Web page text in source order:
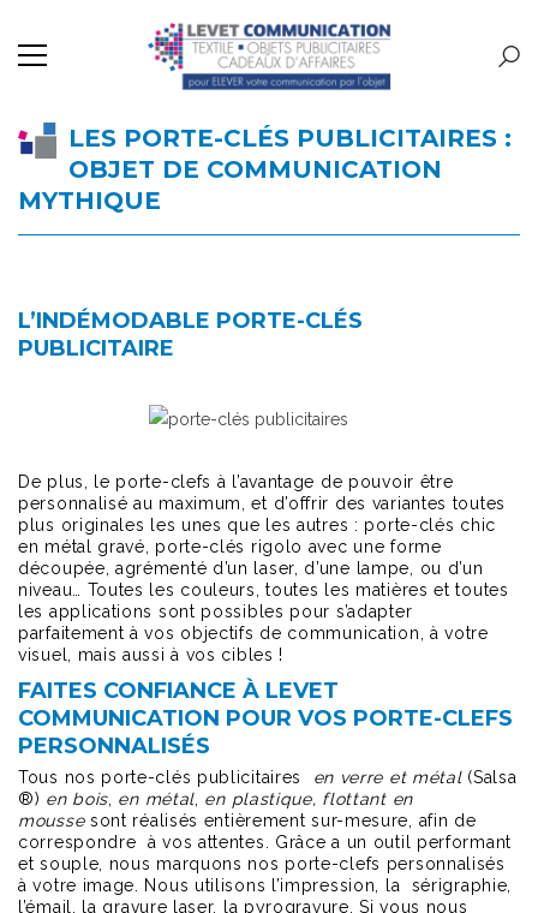
LES PORTE-CLÉS PUBLICITAIRES :
OBJET DE COMMUNICATION
MYTHIQUE
L’INDÉMODABLE PORTE-CLÉS
PUBLICITAIRE
De plus, le porte-clefs à l’avantage de pouvoir être
personnalisé au maximum, et d’offrir des variantes toutes
plus originales les unes que les autres : porte-clés chic
en métal gravé, porte-clés rigolo avec une forme
découpée, agrémenté d’un laser, d’une lampe, ou d’un
niveau… Toutes les couleurs, toutes les matières et toutes
les applications sont possibles pour s’adapter
parfaitement à vos objectifs de communication, à votre
visuel, mais aussi à vos cibles !
FAITES CONFIANCE À LEVET
COMMUNICATION POUR VOS PORTE-CLEFS
PERSONNALISÉS
Tous nos porte-clés publicitaires en verre et métal(Salsa
®) en bois en métal en plastique, flottant en
moussesont réalisés entièrement sur-mesure, afin de
correspondre à vos attentes. Grâce a un outil performant
et souple, nous marquons nos porte-clefs personnalisés
à votre image. Nous utilisons l’impression, la sérigraphie,
l’émail, la gravure laser, la pyrogravure. Si vous nous